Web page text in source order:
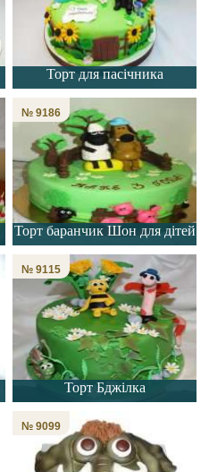
Торт для пасічника
Торт баранчик Шон для дітей
№ 9186
Торт Бджілка
№ 9115
№ 9099